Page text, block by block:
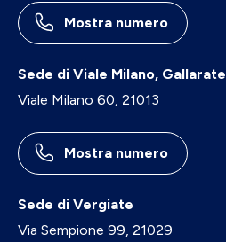
Mostra numero
Sede di Viale Milano, Gallarate
Viale Milano 60, 21013
Mostra numero
Sede di Vergiate
Via Sempione 99, 21029